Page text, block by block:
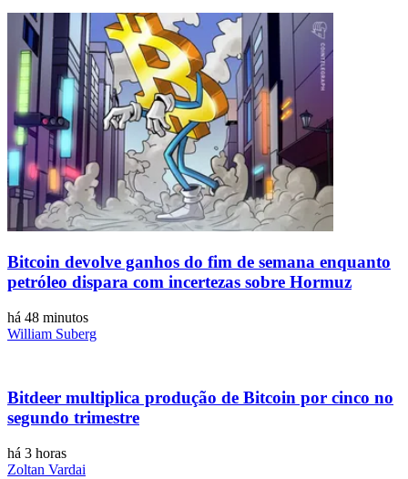
Bitcoin devolve ganhos do fim de semana enquanto
petróleo dispara com incertezas sobre Hormuz
há 48 minutos
William Suberg
Bitdeer multiplica produção de Bitcoin por cinco no
segundo trimestre
há 3 horas
Zoltan Vardai